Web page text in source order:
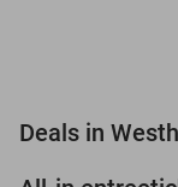
Deals in